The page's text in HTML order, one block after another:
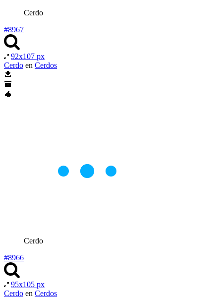
Cerdo
#8967
92x107 px
Cerdo en Cerdos
Cerdo
#8966
95x105 px
Cerdo en Cerdos